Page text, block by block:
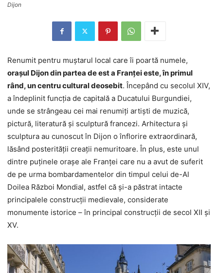
Dijon
Renumit pentru muștarul local care îi poartă numele,
orașul Dijon din partea de est a Franței este, în primul
rând, un centru cultural deosebit. Începând cu secolul XIV,
a îndeplinit funcția de capitală a Ducatului Burgundiei,
unde se strângeau cei mai renumiți artiști de muzică,
pictură, literatură și sculptură francezi. Arhitectura și
sculptura au cunoscut în Dijon o înflorire extraordinară,
lăsând posterității creații nemuritoare. În plus, este unul
dintre puținele orașe ale Franței care nu a avut de suferit
de pe urma bombardamentelor din timpul celui de-Al
Doilea Război Mondial, astfel că și-a păstrat intacte
principalele construcții medievale, considerate
monumente istorice – în principal construcții de secol XII și
XV.